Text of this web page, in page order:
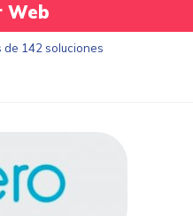
Web
de 142 soluciones